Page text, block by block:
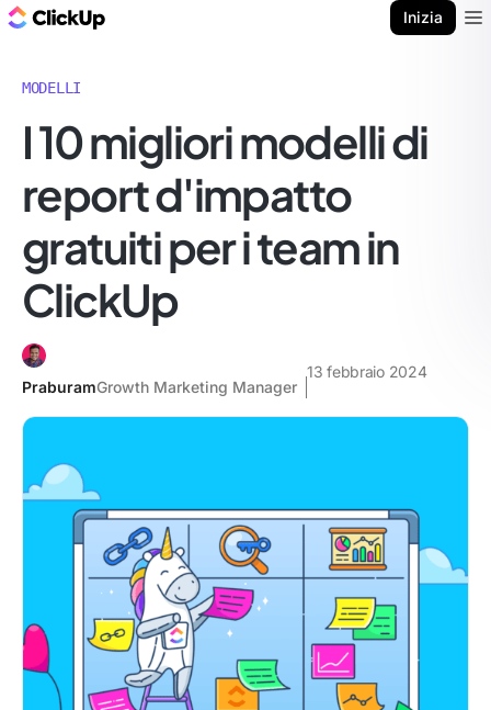
Inizia
MODELLI
I 10 migliori modelli di
report d'impatto
gratuiti per i team in
ClickUp
PraburamGrowth Marketing Manager
13 febbraio 2024